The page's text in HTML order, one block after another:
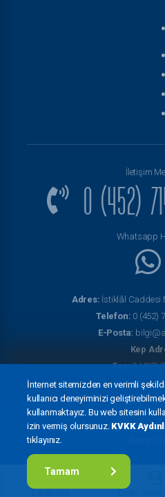
İletişim
0 (452)
Whatsapp
Adres: İstiklâl Caddesi
Telefon: 0 (452)
E-Posta:
Kep
Fax:0 (452)
© Copyright 2022
İnternet sitemizden en verimli
kullanıcı deneyiminizi
kullanmaktayız. Bu web sitesini
izin vermiş olursunuz. KVKK
tıklayınız.
Tamam